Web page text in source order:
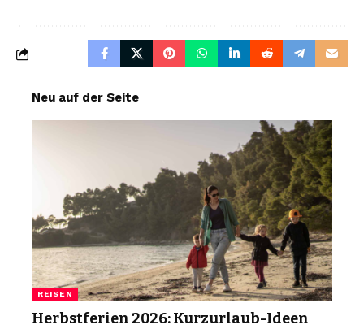
Neu auf der Seite
REISEN
Herbstferien 2026: Kurzurlaub-Ideen